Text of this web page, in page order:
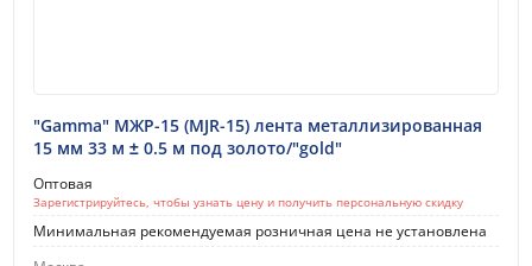
"Gamma" МЖР-15 (MJR-15) лента металлизированная
15 мм 33 м ± 0.5 м под золото/"gold"
Оптовая
Зарегистрируйтесь, чтобы узнать цену и получить персональную скидку
Минимальная рекомендуемая розничная цена не установлена